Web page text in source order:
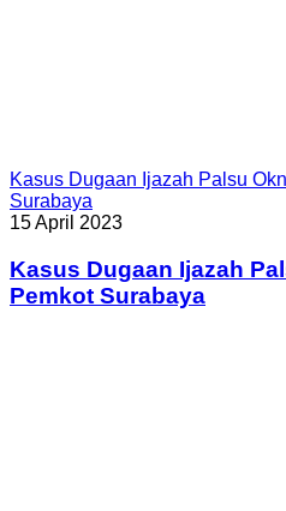
Kasus Dugaan Ijazah Palsu
Surabaya
15 April 2023
Kasus Dugaan Ijazah
Pemkot Surabaya